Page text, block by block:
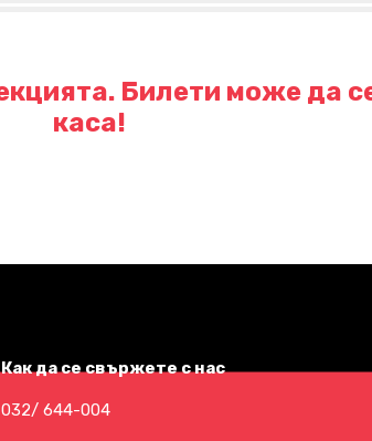
Билети може да
каса!
Как да се свържете с нас
032/ 644-004